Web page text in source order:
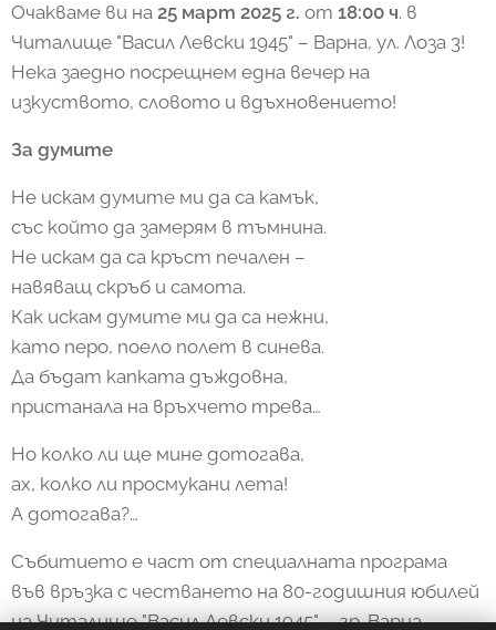
Очакваме ви на 25 март 2025 г. от 18:00 ч. в
Читалище "Васил Левски 1945" – Варна, ул. Лоза 3!
Нека заедно посрещнем една вечер на
изкуството, словото и вдъхновението!
За думите
Не искам думите ми да са камък,
със който да замерям в тъмнина.
Не искам да са кръст печален –
навяващ скръб и самота.
Как искам думите ми да са нежни,
като перо, поело полет в синева.
Да бъдат капката дъждовна,
пристанала на връхчето трева…
Но колко ли ще мине дотогава,
ах, колко ли просмукани лета!
А дотогава?…
Събитието е част от специалната програма
във връзка с честването на 80-годишния юбилей
на Читалище "Васил Левски 1945" – гр. Варна.